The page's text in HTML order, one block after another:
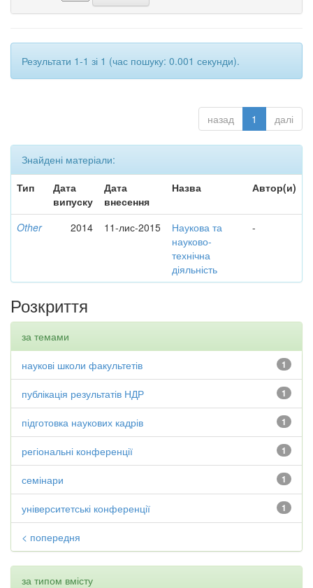
Результати 1-1 зі 1 (час пошуку: 0.001 секунди).
назад 1 далі
Знайдені матеріали:
Тип
Дата
випуску
Дата
внесення
Назва Автор(и)
Other 2014 11-лис-2015
Наукова та
науково-
технічна
діяльність
-
Розкриття
за темами
1
наукові школи факультетів
1
публікація результатів НДР
1
підготовка наукових кадрів
1
регіональні конференції
1
семінари
1
університетські конференції
< попередня
за типом вмісту